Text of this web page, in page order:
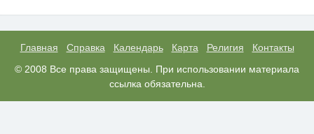
Главная Справка Календарь Карта Религия
Контакты
© 2008 Все права защищены. При использовании материала
ссылка обязательна.
любую схему мошенников
i
Ролик из Омска: вы будете
смеяться долго